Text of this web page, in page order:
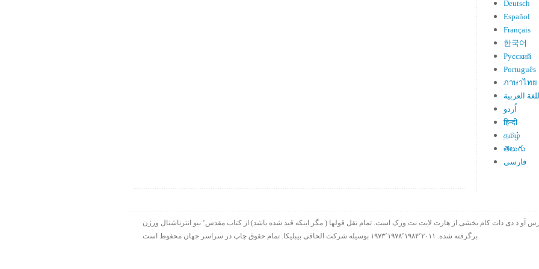
Deutsch
Español
Français
한국어
Русский
Português
ภาษาไทย
العربية
اُردو
हिन्दी
தமிழ்
తెలుగు
فارسی
۱۹۹۸-۲۰۱۵ شرکت الحاقی هارت لایت. ورس آو ذ دی دات کام بخشی از هارت لایت نت ورک است. تمام نقل قولها ( مگر اینکه قید شده باشد) از کتاب مقدس٬ نیو انترناشنال ورژن
برگرفته شده. ۱۹۷۳٬۱۹۷۸٬۱۹۸۴٬۲۰۱۱ بوسیله شرکت الحاقی بیبلیکا. تمام حقوق چاپ در سراسر جهان محفوظ است